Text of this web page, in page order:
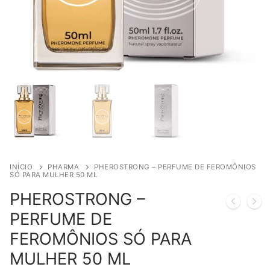
INÍCIO PHARMA
PHEROSTRONG – PERFUME DE FEROMÔNIOS
SÓ PARA MULHER 50 ML
PHEROSTRONG –
PERFUME DE
FEROMÔNIOS SÓ PARA
MULHER 50 ML